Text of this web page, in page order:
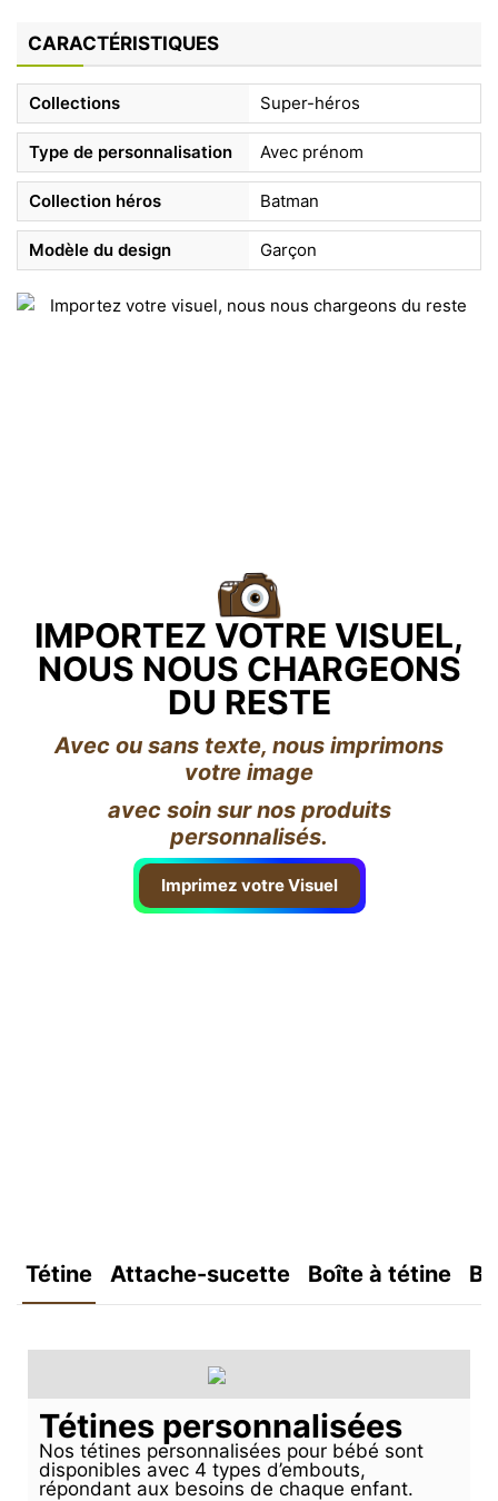
CARACTÉRISTIQUES
Collections Super-héros
Type de personnalisation Avec prénom
Collection héros Batman
Modèle du design Garçon
IMPORTEZ VOTRE VISUEL,
NOUS NOUS CHARGEONS
DU RESTE
Avec ou sans texte, nous imprimons
votre image
avec soin sur nos produits
personnalisés.
Imprimez votre Visuel
Tétine Attache-sucette Boîte à tétine
Tétines personnalisées
Nos tétines personnalisées pour bébé sont
disponibles avec 4 types d’embouts,
répondant aux besoins de chaque enfant.